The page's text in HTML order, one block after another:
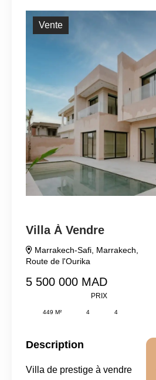
Vente
Villa À Vendre
Marrakech-Safi Marrakech
Route de l'Ourika
5 500 000 MAD
PRIX
449 M² 4 4
Description
Villa de prestige à vendre